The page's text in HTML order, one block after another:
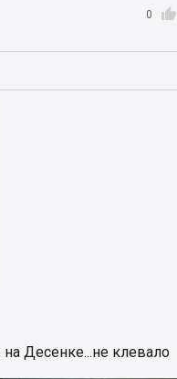

0
Десенке...не клевало